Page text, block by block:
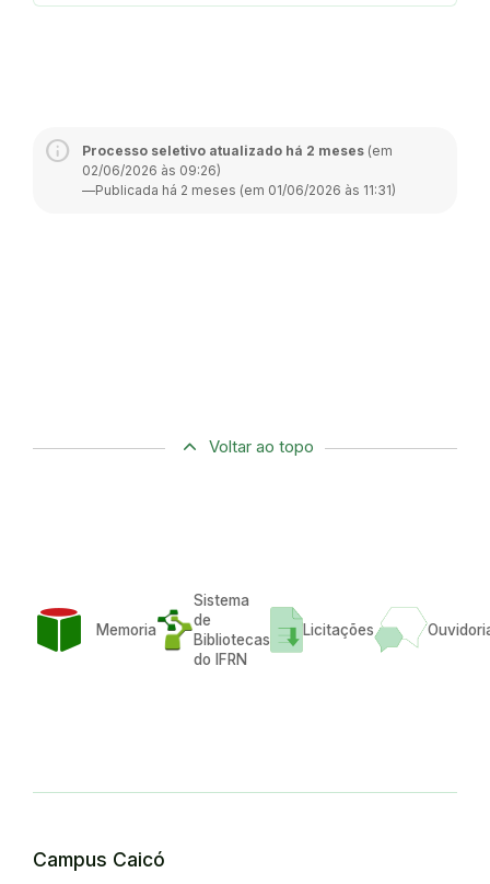
Processo seletivo atualizado há 2 meses (em
02/06/2026 às 09:26)
—Publicada há 2 meses (em 01/06/2026 às 11:31)
Voltar ao topo
Memoria
Sistema
de
Bibliotecas
do IFRN
Licitações
Campus Caicó